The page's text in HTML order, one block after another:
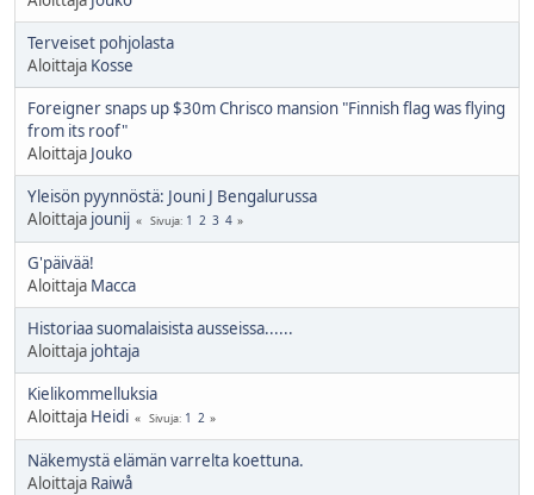
Terveiset pohjolasta
Aloittaja Kosse
Foreigner snaps up $30m Chrisco mansion "Finnish flag was flying
from its roof"
Aloittaja Jouko
Yleisön pyynnöstä: Jouni J Bengalurussa
Aloittaja jounij Sivuja 1 2 3 4
G'päivää!
Aloittaja Macca
Historiaa suomalaisista ausseissa......
Aloittaja johtaja
Kielikommelluksia
Aloittaja Heidi Sivuja 1 2
Näkemystä elämän varrelta koettuna.
Aloittaja Raiwå